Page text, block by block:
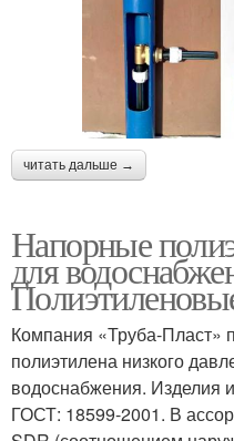
читать дальше →
Напорные
для
Компания «Труба-Пласт»
полиэтилена низкого
водоснабжения. Изделия
ГОСТ: 18599-2001. В